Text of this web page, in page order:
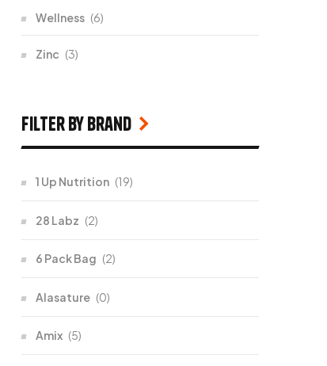
Wellness (6)
Zinc (3)
filter by Brand
1 Up Nutrition (19)
28 Labz (2)
6 Pack Bag (2)
Alasature (0)
Amix (5)